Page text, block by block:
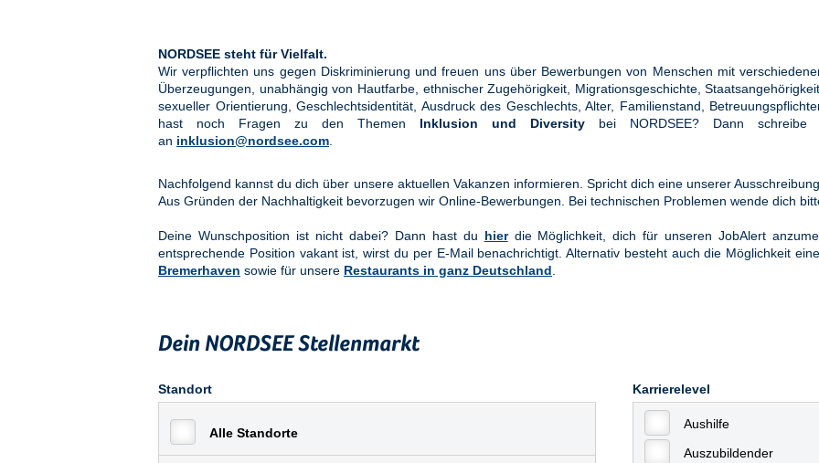
NORDSEE steht für Vielfalt.
Wir verpflichten uns gegen Diskriminierung und freuen uns über Bewerbungen von Menschen mit
Überzeugungen, unabhängig von Hautfarbe, ethnischer Zugehörigkeit, Migrationsgeschichte,
sexueller Orientierung, Geschlechtsidentität, Ausdruck des Geschlechts, Alter, Familienstand,
hast noch Fragen zu den Themen Inklusion und Diversity bei NORDSEE? Dann
an inklusion@nordsee.com
Nachfolgend kannst du dich über unsere aktuellen Vakanzen informieren. Spricht dich eine unserer
Aus Gründen der Nachhaltigkeit bevorzugen wir Online-Bewerbungen. Bei technischen Problemen wende dich
Deine Wunschposition ist nicht dabei? Dann hast du hierdie Möglichkeit, dich für unseren JobAlert
entsprechende Position vakant ist, wirst du per E-Mail benachrichtigt. Alternativ besteht auch die Möglichkeit
Bremerhaven sowie für unsere Restaurants in ganz Deutschland
Dein NORDSEE Stellenmarkt
Standort
Alle Standorte
Karrierelevel
Aushilfe
Auszubildender